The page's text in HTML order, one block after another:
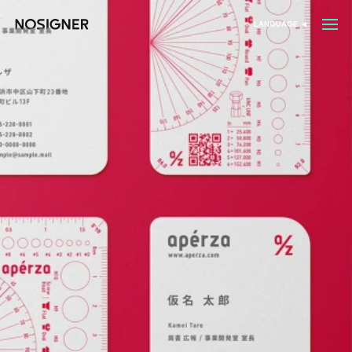
خانه انتخاب زبان
LANGUAGE